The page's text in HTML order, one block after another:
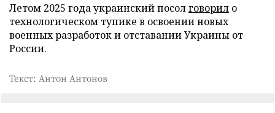
Летом 2025 года украинский посолговорил о
технологическом тупике в освоении новых
военных разработок и отставании Украины от
России.
Текст: Антон Антонов